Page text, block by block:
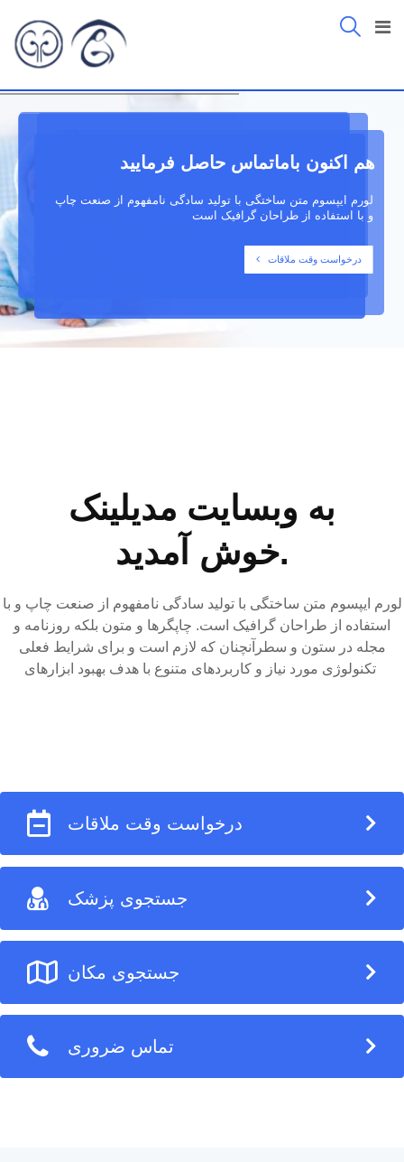
هم اکنون باماتماس حاصل فرمایید
لورم ایپسوم متن ساختگی با تولید سادگی نامفهوم از صنعت چاپ
و با استفاده از طراحان گرافیک است
درخواست وقت ملاقات
به وبسایت مدیلینک
خوش آمدید.
لورم ایپسوم متن ساختگی با تولید سادگی نامفهوم از صنعت چاپ و با
استفاده از طراحان گرافیک است. چاپگرها و متون بلکه روزنامه و
مجله در ستون و سطرآنچنان که لازم است و برای شرایط فعلی
درخواست وقت ملاقات
جستجوی پزشک
جستجوی مکان
تماس ضروری